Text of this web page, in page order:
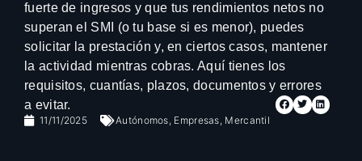
fuerte de ingresos y que tus rendimientos netos no
superan el SMI (o tu base si es menor), puedes
solicitar la prestación y, en ciertos casos, mantener
la actividad mientras cobras. Aquí tienes los
requisitos, cuantías, plazos, documentos y errores
a evitar.
11/11/2025 Autónomos, Empresas, Mercantil